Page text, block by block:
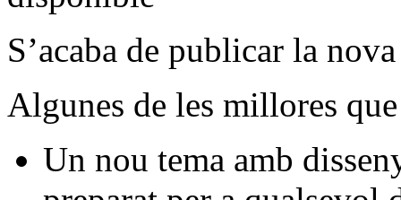
S’acaba de publicar la
Algunes de les millores
Un nou tema amb